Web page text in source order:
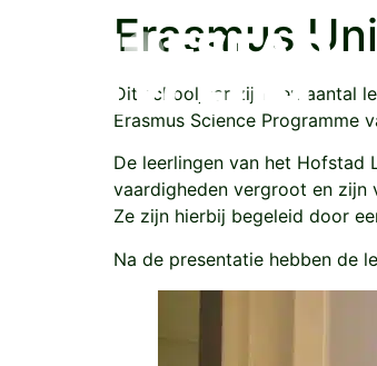
Erasmus
Dit schooljaar zijn een aantal
Erasmus Science Programme
De leerlingen van het Hofstad
vaardigheden vergroot en zijn
Ze zijn hierbij begeleid door
Na de presentatie hebben de